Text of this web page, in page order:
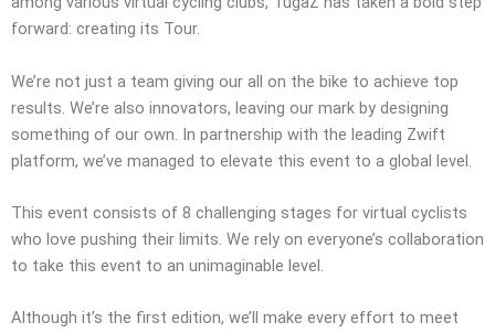
forward: creating its Tour.
We’re not just a team giving our all on the bike to achieve top
results. We’re also innovators, leaving our mark by designing
something of our own. In partnership with the leading Zwift
platform, we’ve managed to elevate this event to a global level.
This event consists of 8 challenging stages for virtual cyclists
who love pushing their limits. We rely on everyone’s collaboration
to take this event to an unimaginable level.
Although it’s the first edition, we’ll make every effort to meet